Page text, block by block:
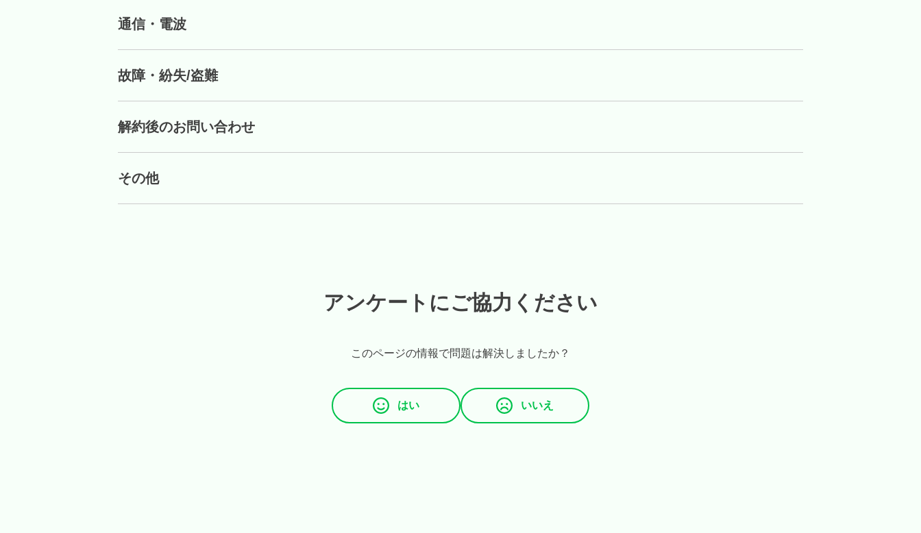
通信・電波
故障・紛失/盗難
解約後のお問い合わせ
その他
アンケートにご協力ください
このページの情報で問題は解決しましたか？
はい いいえ